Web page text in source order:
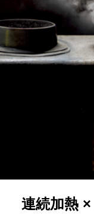
連続加熱 ×